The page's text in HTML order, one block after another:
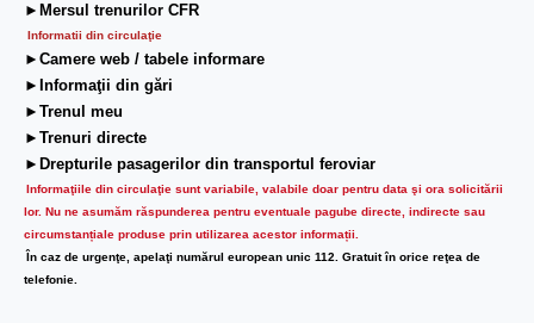
►Mersul trenurilor CFR
Informatii din circulaţie
►Camere web / tabele informare
►Informaţii din gări
►Trenul meu
►Trenuri directe
►Drepturile pasagerilor din transportul feroviar
Informaţiile din circulaţie sunt variabile, valabile doar pentru data şi ora solicitării
lor. Nu ne asumăm răspunderea pentru eventuale pagube directe, indirecte sau
circumstanțiale produse prin utilizarea acestor informații.
În caz de urgenţe, apelaţi numărul european unic 112. Gratuit în orice reţea de
telefonie.